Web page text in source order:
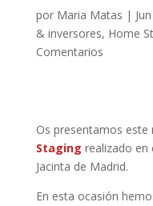
por Maria Matas |
& inversores, Home
Comentarios
Os presentamos
Staging realizado en
Jacinta de Madrid.
En esta ocasión